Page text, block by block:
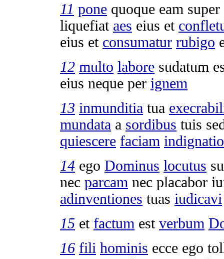
11 pone quoque eam super
liquefiat aes eius et
eius et consumatur rubigo
12 multo labore sudatum
eius neque per ignem
13 inmunditia tua
mundata a sordibus tuis
quiescere faciam
14 ego Dominus locutus
nec parcam nec placabor
adinventiones tuas iudicavi
15 et factum est verbum
16 fili hominis ecce ego